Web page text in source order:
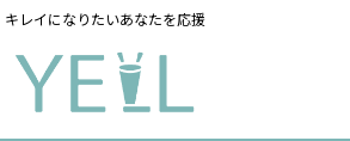
キレイになりたいあなたを応援